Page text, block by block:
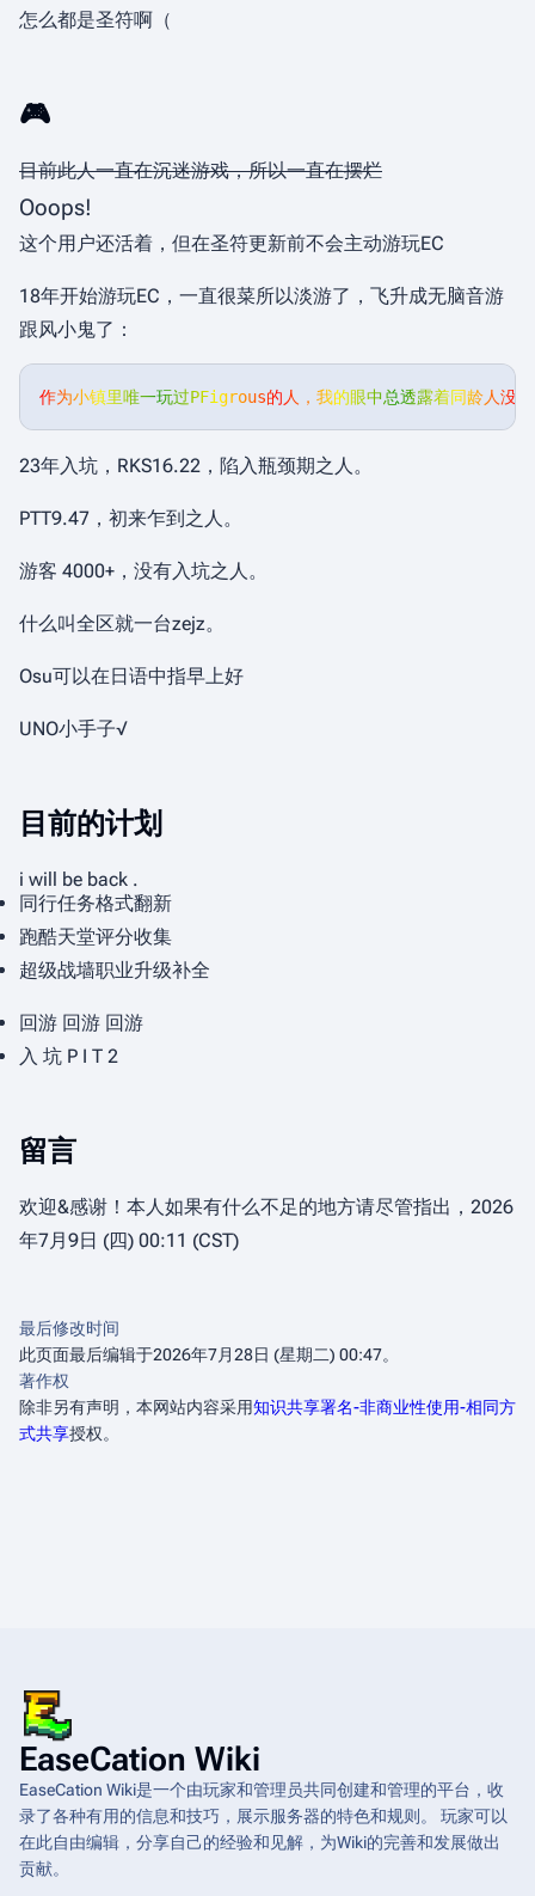
怎么都是圣符啊（
🎮
目前此人一直在沉迷游戏，所以一直在摆烂
Ooops!
这个用户还活着，但在圣符更新前不会主动游玩EC
18年开始游玩EC，一直很菜所以淡游了，飞升成无脑音游
跟风小鬼了：
作为小镇里唯一玩过PFigrous的人，我的眼中总透露着同龄人没
23年入坑，RKS16.22，陷入瓶颈期之人。
PTT9.47，初来乍到之人。
游客 4000+，没有入坑之人。
什么叫全区就一台zejz。
Osu可以在日语中指早上好
UNO小手子√
目前的计划
i will be back .
同行任务格式翻新
跑酷天堂评分收集
超级战墙职业升级补全
回游 回游 回游
入 坑 P I T 2
留言
欢迎&感谢！本人如果有什么不足的地方请尽管指出，2026
年7月9日 (四) 00:11 (CST)
最后修改时间
此页面最后编辑于2026年7月28日 (星期二) 00:47。
著作权
除非另有声明，本网站内容采用知识共享署名-非商业性使用-相同方
式共享授权。
EaseCation Wiki
EaseCation Wiki是一个由玩家和管理员共同创建和管理的平台，收
录了各种有用的信息和技巧，展示服务器的特色和规则。 玩家可以
在此自由编辑，分享自己的经验和见解，为Wiki的完善和发展做出
贡献。